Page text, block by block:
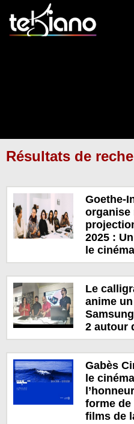
Résultats de
Goethe-
organise
2025 :
le cinéma
Le
anime
2 autour
Gabès
le
forme
films de